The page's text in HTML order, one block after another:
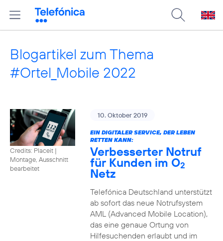
Blogartikel zum Thema
#Ortel_Mobile 2022
Credits: Placeit |
Montage, Ausschnitt
bearbeitet
10. Oktober 2019
EIN DIGITALER SERVICE, DER LEBEN
RETTEN KANN:
Verbesserter Notruf
für Kunden im O2
Netz
Telefónica Deutschland unterstützt
ab sofort das neue Notrufsystem
AML (Advanced Mobile Location),
das eine genaue Ortung von
Hilfesuchenden erlaubt und im